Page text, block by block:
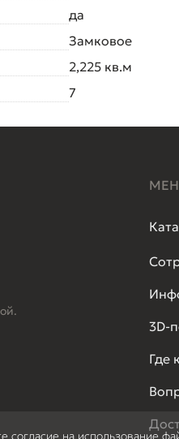
да
Замковое
2,225 кв.м
7
3D-
Где
согласие на использование